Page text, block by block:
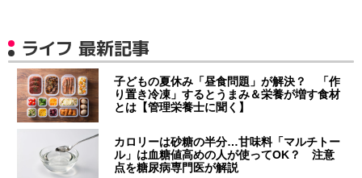
ライフ 最新記事
子どもの夏休み「昼食問題」が解決？ 「作
り置き冷凍」するとうまみ＆栄養が増す食材
とは【管理栄養士に聞く】
カロリーは砂糖の半分…甘味料「マルチトー
ル」は血糖値高めの人が使ってOK？ 注意
点を糖尿病専門医が解説